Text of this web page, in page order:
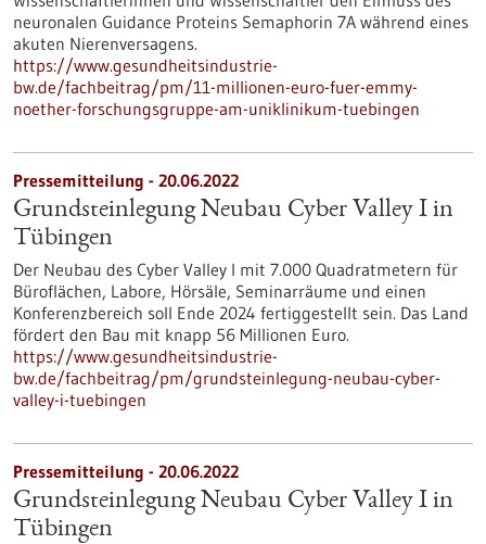
neuronalen Guidance Proteins Semaphorin 7A während eines
akuten Nierenversagens.
https://www.gesundheitsindustrie-
bw.de/fachbeitrag/pm/11-millionen-euro-fuer-emmy-
noether-forschungsgruppe-am-uniklinikum-tuebingen
Pressemitteilung - 20.06.2022
Grundsteinlegung Neubau Cyber Valley I in
Tübingen
Der Neubau des Cyber Valley I mit 7.000 Quadratmetern für
Büroflächen, Labore, Hörsäle, Seminarräume und einen
Konferenzbereich soll Ende 2024 fertiggestellt sein. Das Land
fördert den Bau mit knapp 56 Millionen Euro.
https://www.gesundheitsindustrie-
bw.de/fachbeitrag/pm/grundsteinlegung-neubau-cyber-
valley-i-tuebingen
Pressemitteilung - 20.06.2022
Grundsteinlegung Neubau Cyber Valley I in
Tübingen